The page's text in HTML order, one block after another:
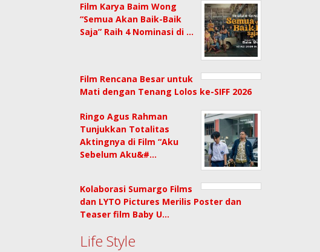
Film Karya Baim Wong
“Semua Akan Baik-Baik
Saja” Raih 4 Nominasi di …
Film Rencana Besar untuk
Mati dengan Tenang Lolos ke-SIFF 2026
Ringo Agus Rahman
Tunjukkan Totalitas
Aktingnya di Film “Aku
Sebelum Aku&#…
Kolaborasi Sumargo Films
dan LYTO Pictures Merilis Poster dan
Teaser film Baby U…
Life Style